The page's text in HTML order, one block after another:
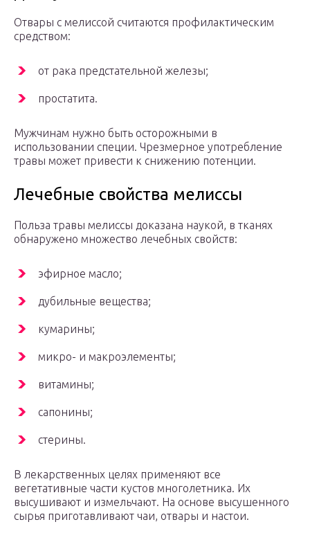
Отвары с мелиссой считаются профилактическим
средством:
от рака предстательной железы;
простатита.
Мужчинам нужно быть осторожными в
использовании специи. Чрезмерное употребление
травы может привести к снижению потенции.
Лечебные свойства мелиссы
Польза травы мелиссы доказана наукой, в тканях
обнаружено множество лечебных свойств:
эфирное масло;
дубильные вещества;
кумарины;
микро- и макроэлементы;
витамины;
сапонины;
стерины.
В лекарственных целях применяют все
вегетативные части кустов многолетника. Их
высушивают и измельчают. На основе высушенного
сырья приготавливают чаи, отвары и настои.